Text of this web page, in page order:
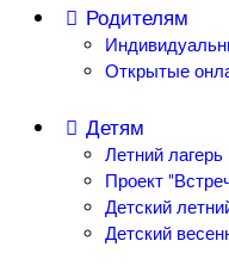
Родителям
Открытые
Детям
Летний
Проект
Детский
Детский